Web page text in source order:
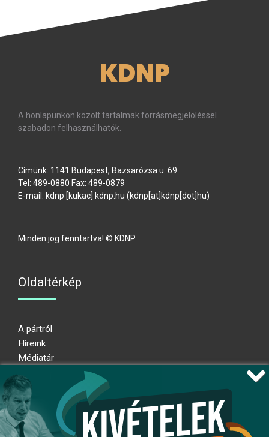
KDNP
A honlapunkon közölt tartalmak forrásmegjelöléssel
szabadon felhasználhatók.
Címünk: 1141 Budapest, Bazsarózsa u. 69.
Tel: 489-0880 Fax: 489-0879
E-mail: kdnp [kukac] kdnp.hu (kdnp[at]kdnp[dot]hu)
Minden jog fenntartva! © KDNP
Oldaltérkép
A pártról
Híreink
Médiatár
Adatkezelési nyilatkozat
Átláthatósági nyilatkozat
Ugrás az oldal tetejére